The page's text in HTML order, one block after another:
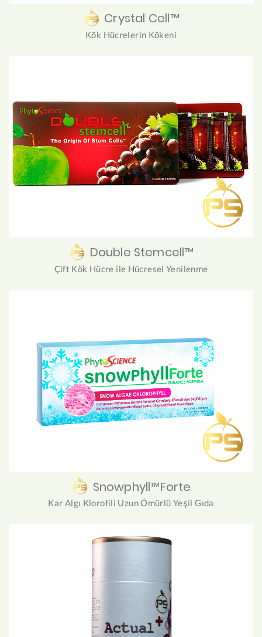
Crystal Cell™
Kök Hücrelerin Kökeni
Double Stemcell™
Çift Kök Hücre ile Hücresel Yenilenme
Snowphyll™Forte
Kar Algı Klorofili Uzun Ömürlü Yeşil Gıda